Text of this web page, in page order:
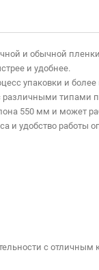
и обычной
и удобнее.
упаковки и
различными типами
550 мм и может
и удобство работы
с